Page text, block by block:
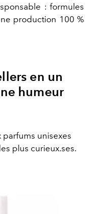
: formules
production 100 %
en un
humeur
parfums unisexes
plus curieux.ses.